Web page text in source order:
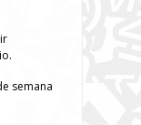
semana